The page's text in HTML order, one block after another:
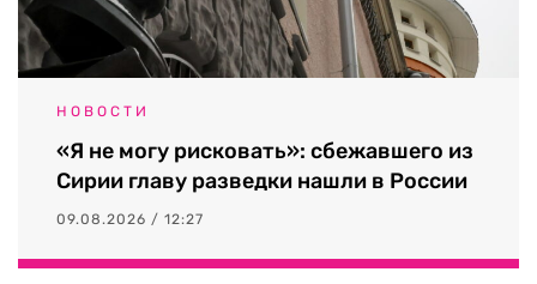
НОВОСТИ
«Я не могу рисковать»: сбежавшего из
Сирии главу разведки нашли в России
09.08.2026 / 12:27